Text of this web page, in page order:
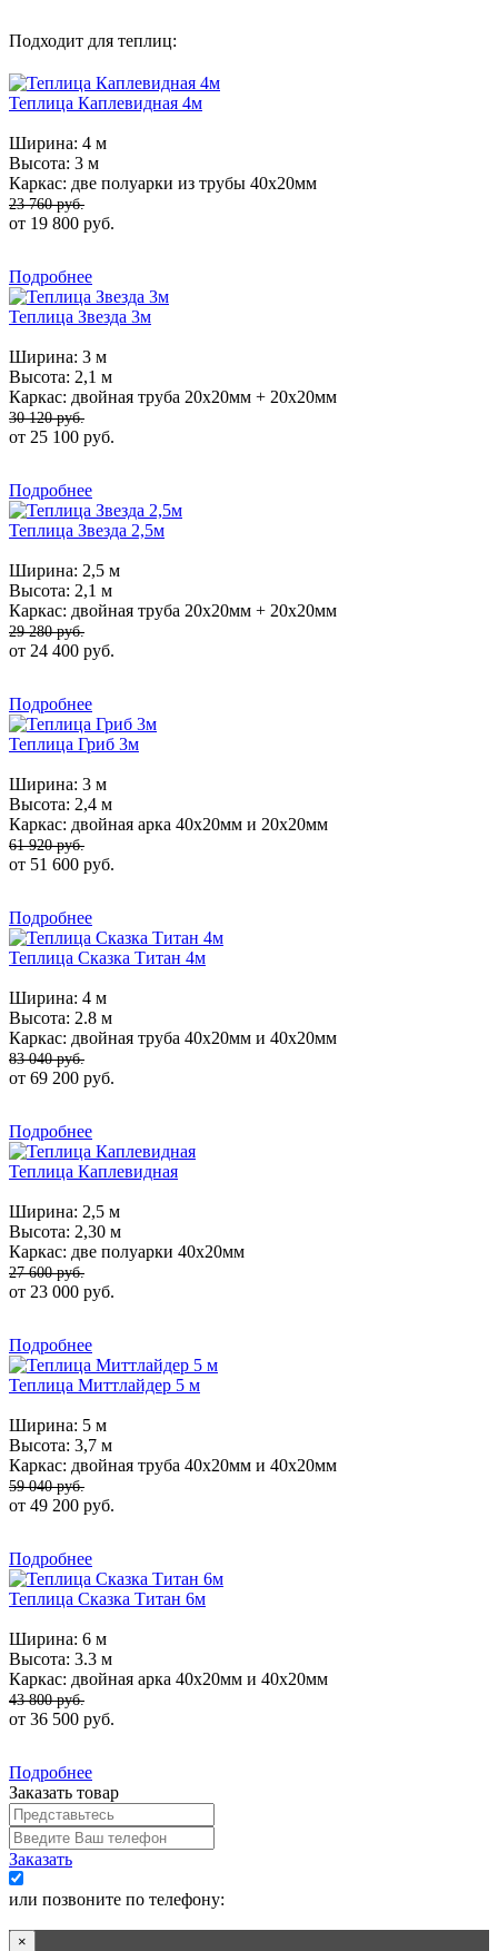
Подходит для теплиц:
Теплица Каплевидная 4м
Ширина: 4 м
Высота: 3 м
Каркас: две полуарки из трубы 40х20мм
23 760 руб.
от 19 800 руб.
Подробнее
Теплица Звезда 3м
Ширина: 3 м
Высота: 2,1 м
Каркас: двойная труба 20х20мм + 20х20мм
30 120 руб.
от 25 100 руб.
Подробнее
Теплица Звезда 2,5м
Ширина: 2,5 м
Высота: 2,1 м
Каркас: двойная труба 20х20мм + 20х20мм
29 280 руб.
от 24 400 руб.
Подробнее
Теплица Гриб 3м
Ширина: 3 м
Высота: 2,4 м
Каркас: двойная арка 40х20мм и 20х20мм
61 920 руб.
от 51 600 руб.
Подробнее
Теплица Сказка Титан 4м
Ширина: 4 м
Высота: 2.8 м
Каркас: двойная труба 40х20мм и 40х20мм
83 040 руб.
от 69 200 руб.
Подробнее
Теплица Каплевидная
Ширина: 2,5 м
Высота: 2,30 м
Каркас: две полуарки 40х20мм
27 600 руб.
от 23 000 руб.
Подробнее
Теплица Миттлайдер 5 м
Ширина: 5 м
Высота: 3,7 м
Каркас: двойная труба 40х20мм и 40х20мм
59 040 руб.
от 49 200 руб.
Подробнее
Теплица Сказка Титан 6м
Ширина: 6 м
Высота: 3.3 м
Каркас: двойная арка 40х20мм и 40х20мм
43 800 руб.
от 36 500 руб.
Подробнее
Заказать товар
Заказать
или позвоните по телефону:
×